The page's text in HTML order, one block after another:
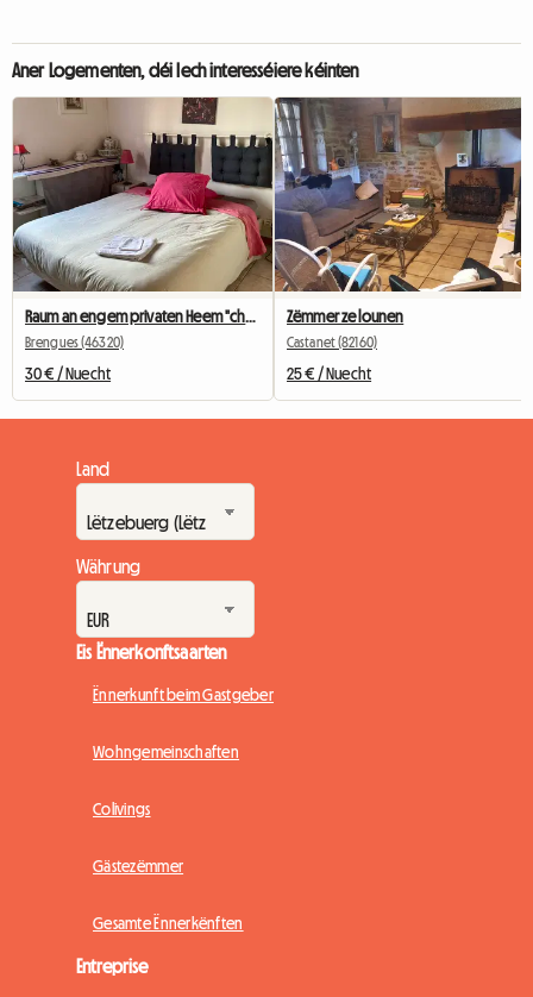
Aner Logementen, déi Iech interesséiere kéinten
Raum an engem privaten Heem "chez claire"
Brengues (46320)
30 € / Nuecht
Zëmmer ze lounen
Castanet (82160)
25 € / Nuecht
Land
Währung
Eis Ënnerkonftsaarten
Ënnerkunft beim Gastgeber
Wohngemeinschaften
Colivings
Gästezëmmer
Gesamte Ënnerkënften
Entreprise